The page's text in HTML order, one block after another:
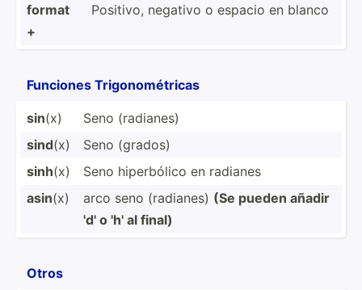
format
+
Positivo, negativo o espacio en blanco
Funciones Trigon­omé­tricas
sin(x)
Seno (radianes)
sind(x)
Seno (grados)
sinh(x)
Seno hiperb­ólico en radianes
asin(x) arco seno (radianes) (Se pueden añadir
'd' o 'h' al final)
Otros